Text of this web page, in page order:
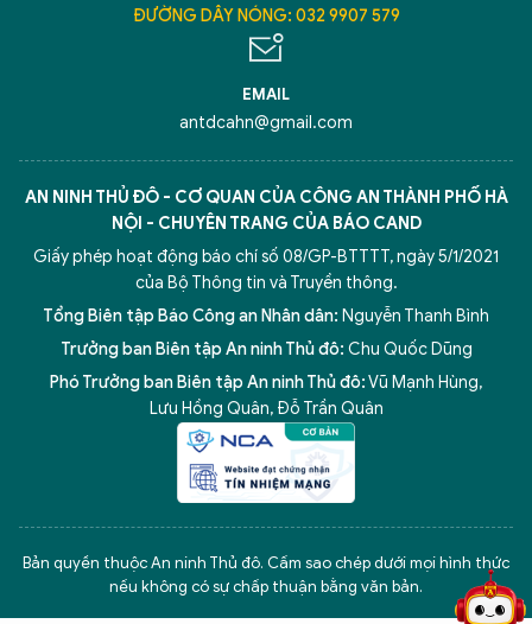
ĐƯỜNG DÂY NÓNG: 032 9907 579
EMAIL
antdcahn@gmail.com
AN NINH THỦ ĐÔ - CƠ QUAN CỦA CÔNG AN THÀNH PHỐ HÀ
NỘI - CHUYÊN TRANG CỦA BÁO CAND
Giấy phép hoạt động báo chí số 08/GP-BTTTT, ngày 5/1/2021
của Bộ Thông tin và Truyền thông.
Tổng Biên tập Báo Công an Nhân dân: Nguyễn Thanh Bình
Trưởng ban Biên tập An ninh Thủ đô: Chu Quốc Dũng
Phó Trưởng ban Biên tập An ninh Thủ đô:Vũ Mạnh Hùng,
Lưu Hồng Quân, Đỗ Trần Quân
Bản quyền thuộc An ninh Thủ đô. Cấm sao chép dưới mọi hình thức
nếu không có sự chấp thuận bằng văn bản.
5 điểm nghẽn của Hà Nội giải pháp xử lý điểm nghẽn của